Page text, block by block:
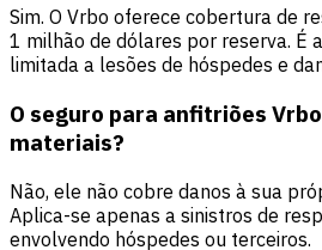
Sim. O Vrbo oferece cobertura de
1 milhão de dólares por reserva. É
limitada a lesões de hóspedes e
O seguro para anfitriões
materiais?
Não, ele não cobre danos à sua
Aplica-se apenas a sinistros de
envolvendo hóspedes ou terceiros.